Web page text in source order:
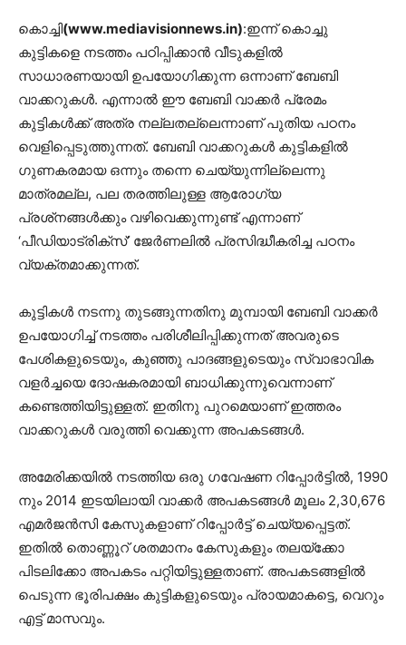
കൊച്ചി(www.mediavisionnews.in):ഇന്ന് കൊച്ചു
കുട്ടികളെ നടത്തം പഠിപ്പിക്കാന്‍ വീടുകളില്‍
സാധാരണയായി ഉപയോഗിക്കുന്ന ഒന്നാണ് ബേബി
വാക്കറുകള്‍. എന്നാല്‍ ഈ ബേബി വാക്കര്‍ പ്രേമം
കുട്ടികള്‍ക്ക് അത്ര നല്ലതല്ലെന്നാണ് പുതിയ പഠനം
വെളിപ്പെടുത്തുന്നത്. ബേബി വാക്കറുകള്‍ കുട്ടികളില്‍
ഗുണകരമായ ഒന്നും തന്നെ ചെയ്യുന്നില്ലെന്നു
മാത്രമല്ല, പല തരത്തിലുള്ള ആരോഗ്യ
പ്രശ്‌നങ്ങള്‍ക്കും വഴിവെക്കുന്നുണ്ട് എന്നാണ്
‘പീഡിയാട്രിക്‌സ്’ ജേര്‍ണലില്‍ പ്രസിദ്ധീകരിച്ച പഠനം
വ്യക്തമാക്കുന്നത്.
കുട്ടികള്‍ നടന്നു തുടങ്ങുന്നതിനു മുമ്പായി ബേബി വാക്കര്‍
ഉപയോഗിച്ച് നടത്തം പരിശീലിപ്പിക്കുന്നത് അവരുടെ
പേശികളുടെയും, കുഞ്ഞു പാദങ്ങളുടെയും സ്വാഭാവിക
വളര്‍ച്ചയെ ദോഷകരമായി ബാധിക്കുന്നുവെന്നാണ്
കണ്ടെത്തിയിട്ടുള്ളത്. ഇതിനു പുറമെയാണ് ഇത്തരം
വാക്കറുകള്‍ വരുത്തി വെക്കുന്ന അപകടങ്ങള്‍.
അമേരിക്കയില്‍ നടത്തിയ ഒരു ഗവേഷണ റിപ്പോര്‍ട്ടില്‍, 1990
നും 2014 ഇടയിലായി വാക്കര്‍ അപകടങ്ങള്‍ മൂലം 2,30,676
എമര്‍ജന്‍സി കേസുകളാണ് റിപ്പോര്‍ട്ട് ചെയ്യപ്പെട്ടത്.
ഇതില്‍ തൊണ്ണൂറ് ശതമാനം കേസുകളും തലയ്‌ക്കോ
പിടലിക്കോ അപകടം പറ്റിയിട്ടുള്ളതാണ്. അപകടങ്ങളില്‍
പെടുന്ന ഭൂരിപക്ഷം കുട്ടികളുടെയും പ്രായമാകട്ടെ, വെറും
എട്ട് മാസവും.